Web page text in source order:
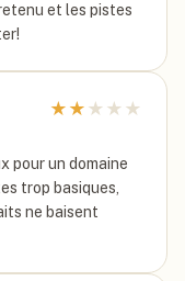
et les pistes
★ ★ ★ ★ ★
pour un domaine
trop basiques,
ne baisent